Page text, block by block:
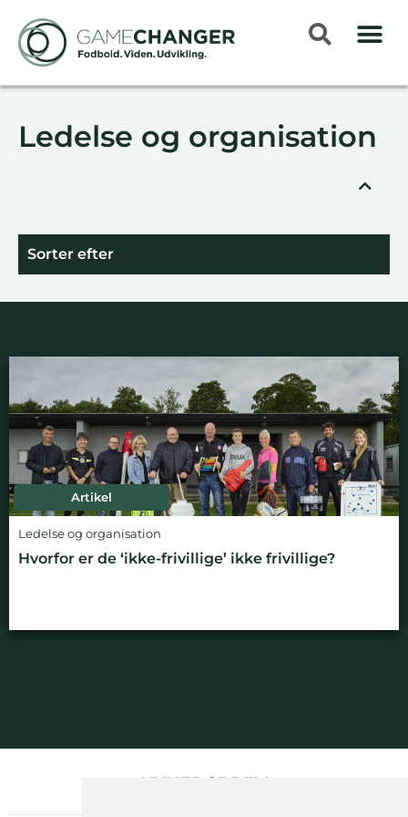
Ledelse og organisation
Sorter efter
Artikel
Ledelse og organisation
Hvorfor er de ‘ikke-frivillige’ ikke frivillige?
NYHEDSBREV